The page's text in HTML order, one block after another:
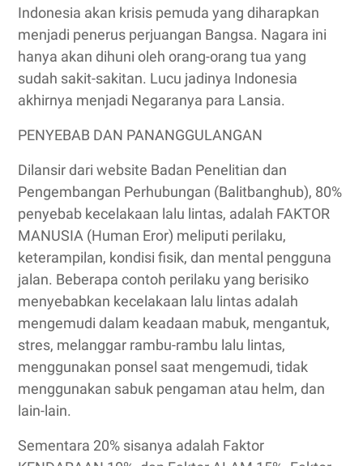
Indonesia akan krisis pemuda yang diharapkan
menjadi penerus perjuangan Bangsa. Nagara ini
hanya akan dihuni oleh orang-orang tua yang
sudah sakit-sakitan. Lucu jadinya Indonesia
akhirnya menjadi Negaranya para Lansia.
PENYEBAB DAN PANANGGULANGAN
Dilansir dari website Badan Penelitian dan
Pengembangan Perhubungan (Balitbanghub), 80%
penyebab kecelakaan lalu lintas, adalah FAKTOR
MANUSIA (Human Eror) meliputi perilaku,
keterampilan, kondisi fisik, dan mental pengguna
jalan. Beberapa contoh perilaku yang berisiko
menyebabkan kecelakaan lalu lintas adalah
mengemudi dalam keadaan mabuk, mengantuk,
stres, melanggar rambu-rambu lalu lintas,
menggunakan ponsel saat mengemudi, tidak
menggunakan sabuk pengaman atau helm, dan
lain-lain.
Sementara 20% sisanya adalah Faktor